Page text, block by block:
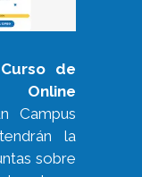
Curso de
Online
Campus
la
sobre